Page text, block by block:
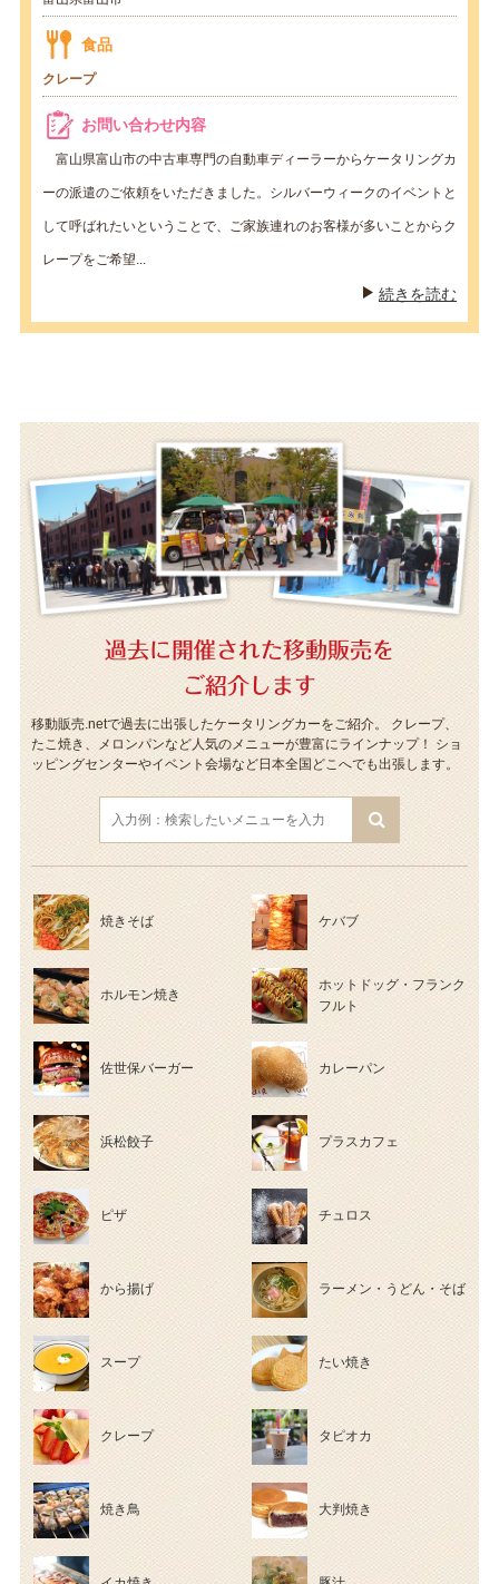
食品
クレープ
お問い合わせ内容
富山県富山市の中古車専門の自動車ディーラーからケータリングカ
ーの派遣のご依頼をいただきました。シルバーウィークのイベントと
して呼ばれたいということで、ご家族連れのお客様が多いことからク
レープをご希望...
続きを読む
過去に開催された移動販売を
ご紹介します
移動販売.netで過去に出張したケータリングカーをご紹介。
クレープ、
たこ焼き、メロンパンなど人気のメニューが豊富にラインナップ！ ショ
ッピングセンターやイベント会場など日本全国どこへでも出張します。
焼きそば ケバブ
ホルモン焼き
ホットドッグ・フランク
フルト
佐世保バーガー カレーパン
浜松餃子 プラスカフェ
ピザ チュロス
から揚げ ラーメン・うどん・そば
スープ たい焼き
クレープ タピオカ
焼き鳥 大判焼き